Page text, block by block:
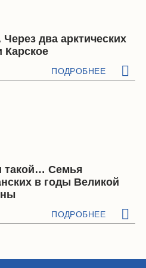
два арктических
ПОДРОБНЕЕ
такой… Семья
в годы Великой
ПОДРОБНЕЕ